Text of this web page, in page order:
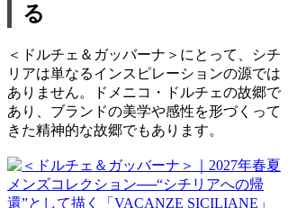
る
＜ドルチェ＆ガッバーナ＞にとって、シチ
リアは単なるインスピレーションの源では
ありません。ドメニコ・ドルチェの故郷で
あり、ブランドの美学や感性を形づくって
きた精神的な故郷でもあります。